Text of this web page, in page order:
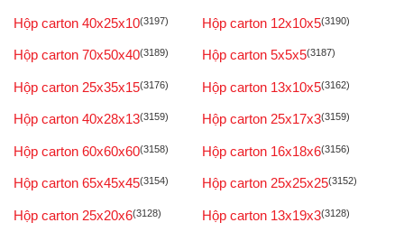
Hộp carton 40x25x10(3197) Hộp carton 12x10x5(3190)
Hộp carton 70x50x40(3189) Hộp carton 5x5x5(3187)
Hộp carton 25x35x15(3176) Hộp carton 13x10x5(3162)
Hộp carton 40x28x13(3159) Hộp carton 25x17x3(3159)
Hộp carton 60x60x60(3158) Hộp carton 16x18x6(3156)
Hộp carton 65x45x45(3154) Hộp carton 25x25x25(3152)
Hộp carton 25x20x6(3128) Hộp carton 13x19x3(3128)